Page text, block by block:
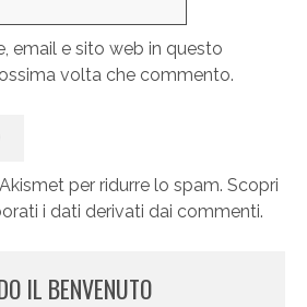
email e sito web in questo
volta che commento.
per ridurre lo spam. Scopri
i dati derivati dai commenti.
IL BENVENUTO